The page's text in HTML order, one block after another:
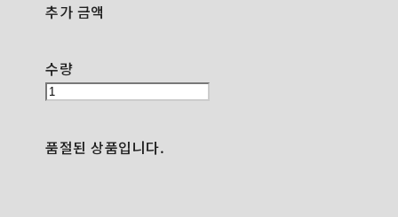
추가 금액
수량
품절된 상품입니다.